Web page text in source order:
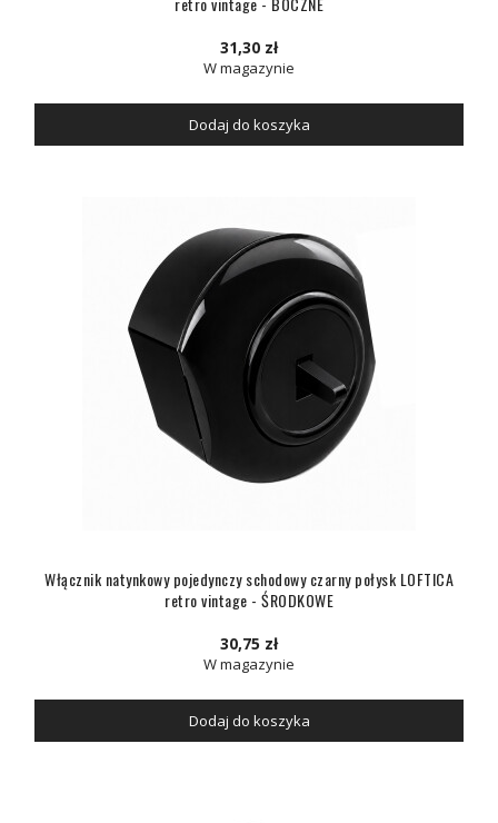
31,30 zł
W magazynie
Dodaj do koszyka
Włącznik natynkowy pojedynczy schodowy czarny połysk LOFTICA
retro vintage - ŚRODKOWE
30,75 zł
W magazynie
Dodaj do koszyka